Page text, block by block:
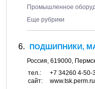
Промышленное
Еще рубрики
ПОДШИПНИКИ,
Россия, 619000,
тел.:
+7 34260 4-50-
сайт:
www.tsk.perm.ru